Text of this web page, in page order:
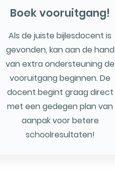
Boek vooruitgang!
Als de juiste bijlesdocent is
gevonden, kan aan de hand
van extra ondersteuning de
vooruitgang beginnen. De
docent begint graag direct
met een gedegen plan van
aanpak voor betere
schoolresultaten!